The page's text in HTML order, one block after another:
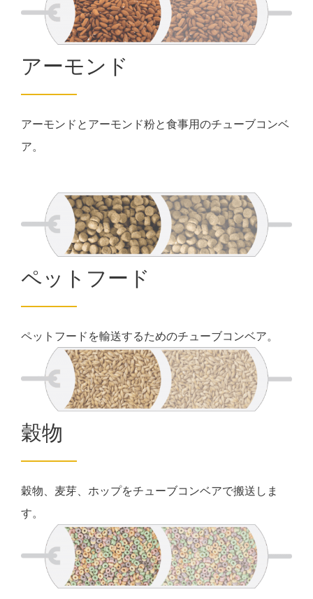
アーモンド
アーモンドとアーモンド粉と食事用のチューブコンベ
ア。
ペットフード
ペットフードを輸送するためのチューブコンベア。
穀物
穀物、麦芽、ホップをチューブコンベアで搬送しま
す。